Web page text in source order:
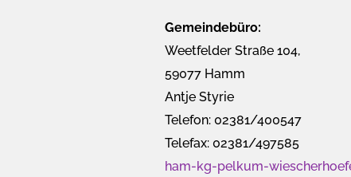
Gemeindebüro:
Weetfelder Straße 104,
59077 Hamm
Antje Styrie
Telefon: 02381/400547
Telefax: 02381/497585
ham-kg-pelkum-